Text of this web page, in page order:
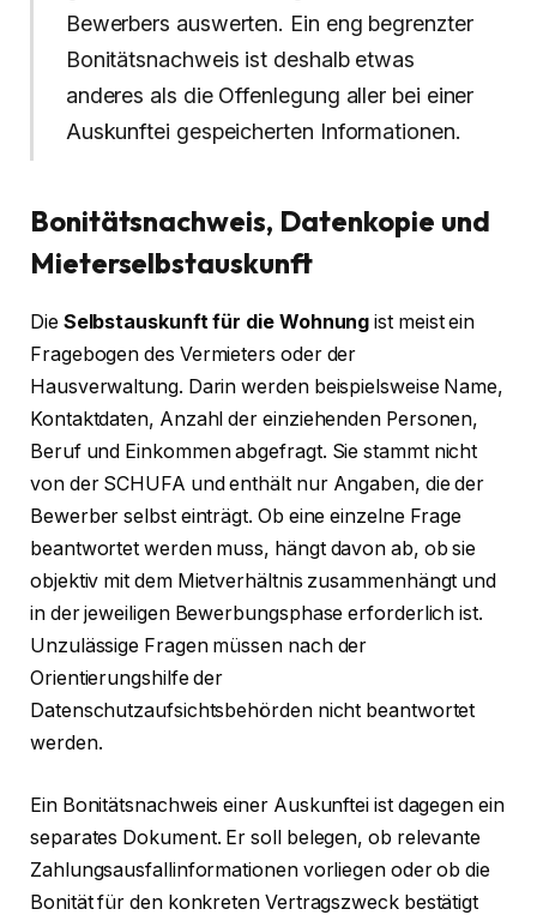
Bewerbers auswerten. Ein eng begrenzter
Bonitätsnachweis ist deshalb etwas
anderes als die Offenlegung aller bei einer
Auskunftei gespeicherten Informationen.
Bonitätsnachweis, Datenkopie und
Mieterselbstauskunft
Die Selbstauskunft für die Wohnung ist meist ein
Fragebogen des Vermieters oder der
Hausverwaltung. Darin werden beispielsweise Name,
Kontaktdaten, Anzahl der einziehenden Personen,
Beruf und Einkommen abgefragt. Sie stammt nicht
von der SCHUFA und enthält nur Angaben, die der
Bewerber selbst einträgt. Ob eine einzelne Frage
beantwortet werden muss, hängt davon ab, ob sie
objektiv mit dem Mietverhältnis zusammenhängt und
in der jeweiligen Bewerbungsphase erforderlich ist.
Unzulässige Fragen müssen nach der
Orientierungshilfe der
Datenschutzaufsichtsbehörden nicht beantwortet
werden.
Ein Bonitätsnachweis einer Auskunftei ist dagegen ein
separates Dokument. Er soll belegen, ob relevante
Zahlungsausfallinformationen vorliegen oder ob die
Bonität für den konkreten Vertragszweck bestätigt